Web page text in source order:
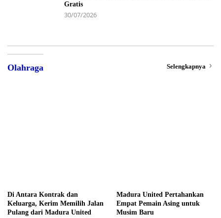
Gratis
30/07/2026
Olahraga Selengkapnya
Di Antara Kontrak dan
Keluarga, Kerim Memilih Jalan
Pulang dari Madura United
Madura United Pertahankan
Empat Pemain Asing untuk
Musim Baru